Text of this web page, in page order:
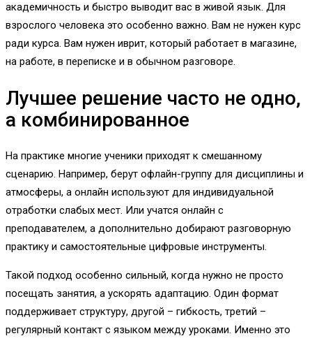
академичность и быстро выводит вас в живой язык. Для
взрослого человека это особенно важно. Вам не нужен курс
ради курса. Вам нужен иврит, который работает в магазине,
на работе, в переписке и в обычном разговоре.
Лучшее решение часто не одно,
а комбинированное
На практике многие ученики приходят к смешанному
сценарию. Например, берут офлайн-группу для дисциплины и
атмосферы, а онлайн используют для индивидуальной
отработки слабых мест. Или учатся онлайн с
преподавателем, а дополнительно добирают разговорную
практику и самостоятельные цифровые инструменты.
Такой подход особенно сильный, когда нужно не просто
посещать занятия, а ускорять адаптацию. Один формат
поддерживает структуру, другой – гибкость, третий –
регулярный контакт с языком между уроками. Именно это